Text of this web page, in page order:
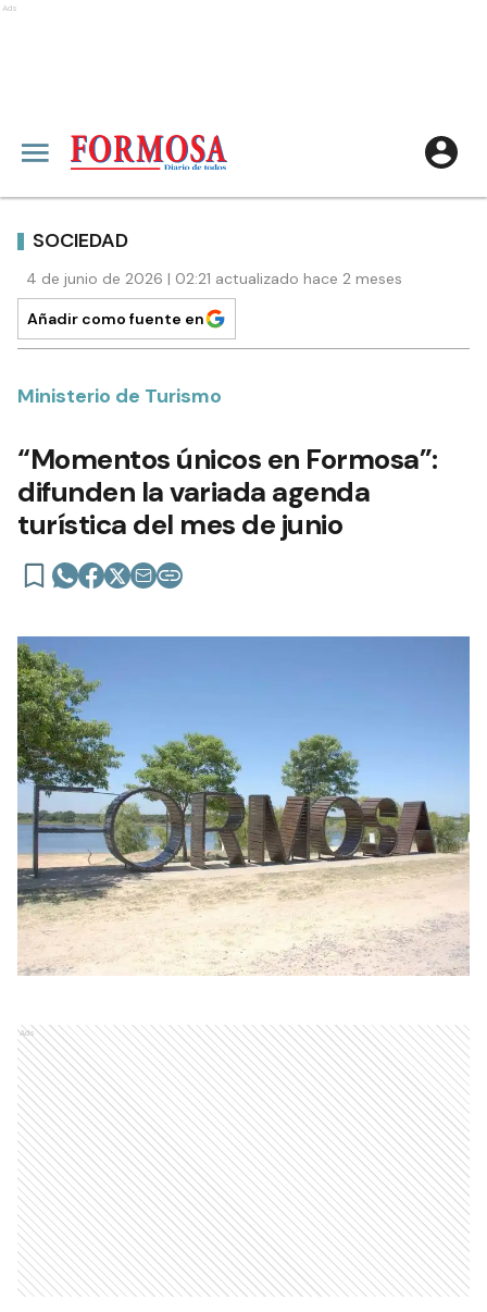
Ads
SOCIEDAD
4 de junio de 2026 | 02:21 actualizado hace 2 meses
Añadir como fuente en
Ministerio de Turismo
“Momentos únicos en Formosa”:
difunden la variada agenda
turística del mes de junio
Ads